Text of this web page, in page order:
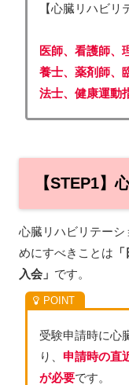
【心臓リハビリ
医師、看護師、
養士、薬剤師、
法士、健康運動
【STEP1】
心臓リハビリテー
めにすべきことは
入会」 です。
受験申請時に心
り、 申請時の直
が必要です。